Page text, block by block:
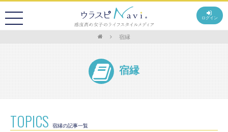
ログイン
宿縁
宿縁
TOPICS 宿縁の記事一覧